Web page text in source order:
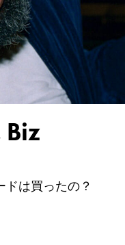
Biz
は買ったの？